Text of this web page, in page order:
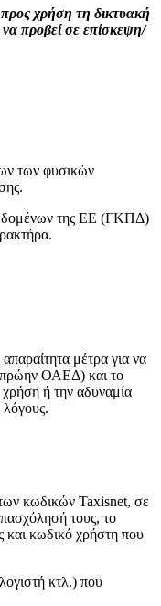
χρήση τη δικτυακή
προβεί σε επίσκεψη/
των φυσικών
της ΕΕ (ΓΚΠΔ)
μέτρα για να
ΟΑΕΔ) και το
ή την αδυναμία
κωδικών Taxisnet, σε
τους, το
και κωδικό χρήστη που
κτλ.) που